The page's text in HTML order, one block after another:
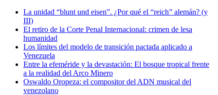
La unidad “blunt und eisen”. ¿Por qué el “reich” alemán? (y
III)
El retiro de la Corte Penal Internacional: crimen de lesa
humanidad
Los límites del modelo de transición pactada aplicado a
Venezuela
Entre la efeméride y la devastación: El bosque tropical frente
a la realidad del Arco Minero
Oswaldo Oropeza: el compositor del ADN musical del
venezolano